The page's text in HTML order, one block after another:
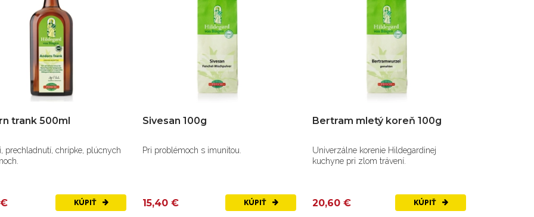
trank 500ml
prechladnutí, chrípke, plúcnych
€ KÚPIŤ
Sivesan 100g
Pri problémoch s imunitou.
15,40 € KÚPIŤ
Bertram mletý koreň 100g
Univerzálne korenie Hildegardinej
kuchyne pri zlom trávení.
20,60 € KÚPIŤ